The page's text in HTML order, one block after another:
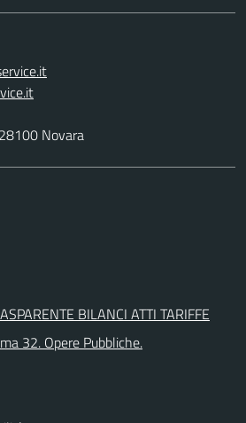
Novara
BILANCI ATTI TARIFFE
32. Opere Pubbliche.